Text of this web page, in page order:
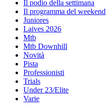
Il podio della settimana
Il programma del weekend
Juniores
Laives 2026
Mtb
Mtb Downhill
Novità
Pista
Professionisti
Trials
Under 23/Elite
Varie